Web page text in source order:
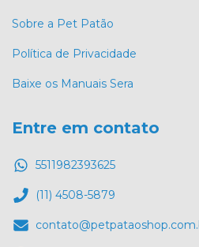
Sobre a Pet Patão
Política de Privacidade
Baixe os Manuais Sera
Entre em contato
5511982393625
(11) 4508-5879